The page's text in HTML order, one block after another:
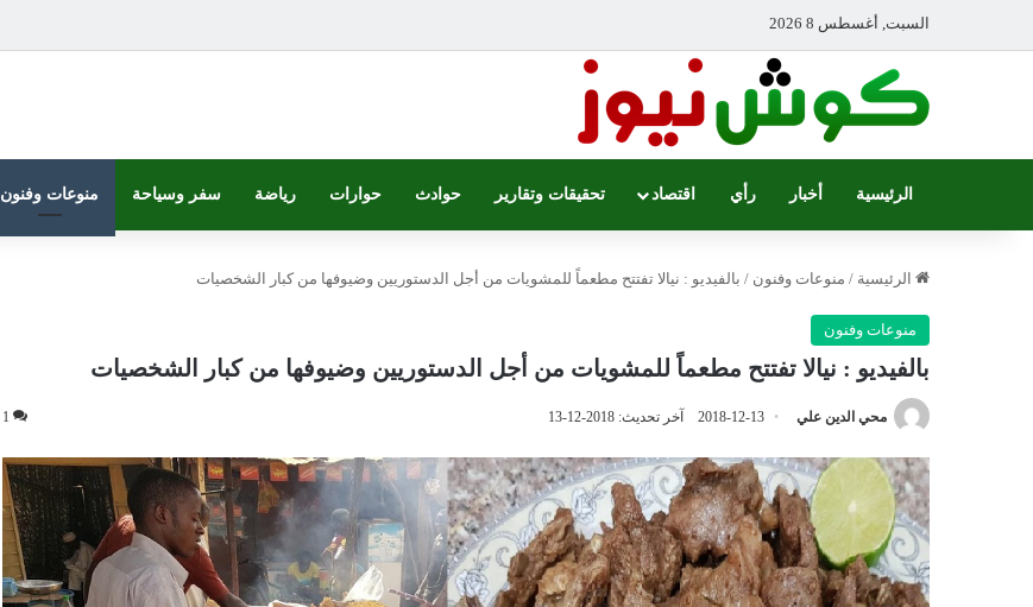
السبت, أغسطس 8 2026
الرئيسية أخبار رأي اقتصاد تحقيقات وتقارير حوادث حوارات رياضة سفر وسياحة منوعات وفنون
الرئيسية / منوعات وفنون / بالفيديو : نيالا تفتتح مطعماً للمشويات من أجل الدستوريين وضيوفها من كبار الشخصيات
منوعات وفنون
بالفيديو : نيالا تفتتح مطعماً للمشويات من أجل الدستوريين وضيوفها من كبار الشخصيات
محي الدين علي 2018-12-13 آخر تحديث: 2018-12-13 1